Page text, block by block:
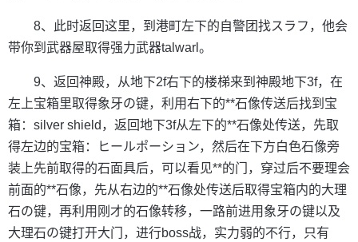
8、此时返回这里，到港町左下的自警团找スラフ，他会
带你到武器屋取得强力武器talwarl。
9、返回神殿，从地下2f右下的楼梯来到神殿地下3f，在
左上宝箱里取得象牙の键，利用右下的**石像传送后找到宝
箱：silver shield，返回地下3f从左下的**石像处传送，先取
得左边的宝箱：ヒールポーション，然后在下方白色石像旁
装上先前取得的石面具后，可以看见**的门，穿过后不要理会
前面的**石像，先从右边的**石像处传送后取得宝箱内的大理
石の键，再利用刚才的石像转移，一路前进用象牙の键以及
大理石の键打开大门，进行boss战，实力弱的不行，只有